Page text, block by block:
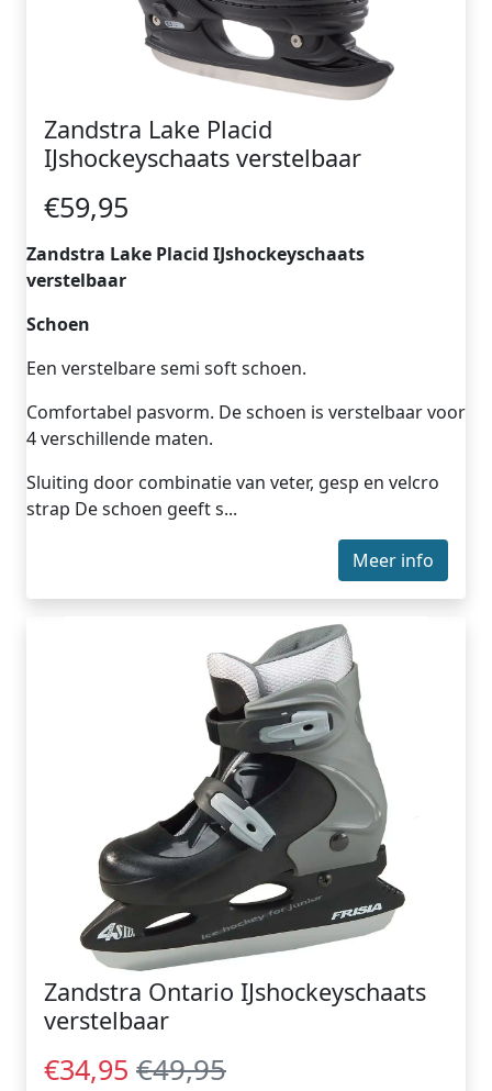
Zandstra Lake Placid
IJshockeyschaats verstelbaar
€59,95
Zandstra Lake Placid IJshockeyschaats
verstelbaar
Schoen
Een verstelbare semi soft schoen.
Comfortabel pasvorm. De schoen is verstelbaar voor
4 verschillende maten.
Sluiting door combinatie van veter, gesp en velcro
strap De schoen geeft s...
Meer info
Zandstra Ontario IJshockeyschaats
verstelbaar
€34,95 €49,95